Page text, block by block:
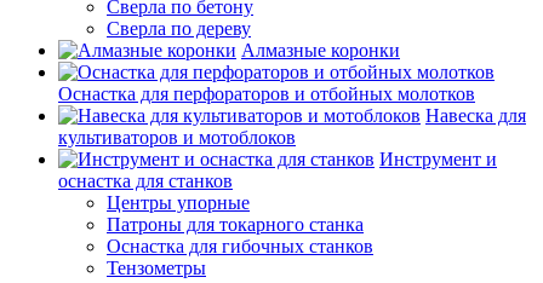
Сверла по бетону
Сверла по дереву
Алмазные коронки
Оснастка для перфораторов и отбойных молотков
Навеска для
культиваторов и мотоблоков
Инструмент и
оснастка для станков
Центры упорные
Патроны для токарного станка
Оснастка для гибочных станков
Тензометры